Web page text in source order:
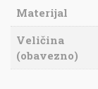
Materijal
Veličina
(obavezno)